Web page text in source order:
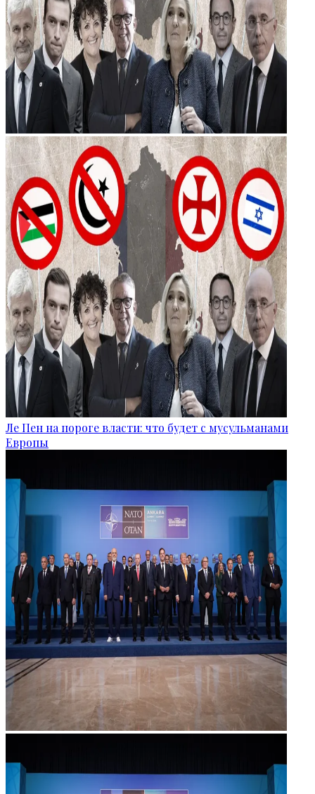
Ле Пен на пороге власти: что будет с мусульманами
Европы